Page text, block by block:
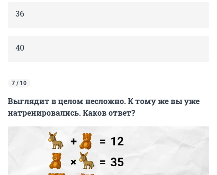
36
40
7 / 10
Выглядит в целом несложно. К тому же вы уже
натренировались. Каков ответ?